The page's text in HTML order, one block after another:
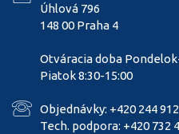
Úhlová 796
148 00 Praha 4
Otváracia doba
Piatok 8:30-15:00
Objednávky: +420 244
Tech. podpora: +420 732